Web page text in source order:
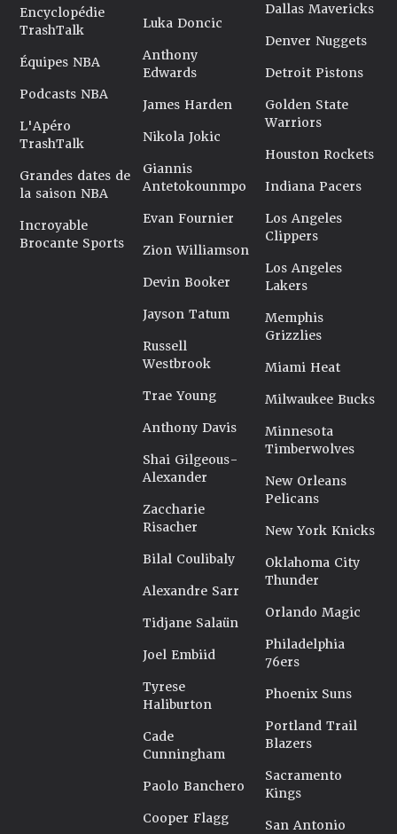
Encyclopédie
TrashTalk
Équipes NBA
Podcasts NBA
L'Apéro
TrashTalk
Grandes dates de
la saison NBA
Incroyable
Brocante Sports
Luka Doncic
Anthony
Edwards
James Harden
Nikola Jokic
Giannis
Antetokounmpo
Evan Fournier
Zion Williamson
Devin Booker
Jayson Tatum
Russell
Westbrook
Trae Young
Anthony Davis
Shai Gilgeous-
Alexander
Zaccharie
Risacher
Bilal Coulibaly
Alexandre Sarr
Tidjane Salaün
Joel Embiid
Tyrese
Haliburton
Cade
Cunningham
Paolo Banchero
Cooper Flagg
Dallas Mavericks
Denver Nuggets
Detroit Pistons
Golden State
Warriors
Houston Rockets
Indiana Pacers
Los Angeles
Clippers
Los Angeles
Lakers
Memphis
Grizzlies
Miami Heat
Milwaukee Bucks
Minnesota
Timberwolves
New Orleans
Pelicans
New York Knicks
Oklahoma City
Thunder
Orlando Magic
Philadelphia
76ers
Phoenix Suns
Portland Trail
Blazers
Sacramento
Kings
San Antonio